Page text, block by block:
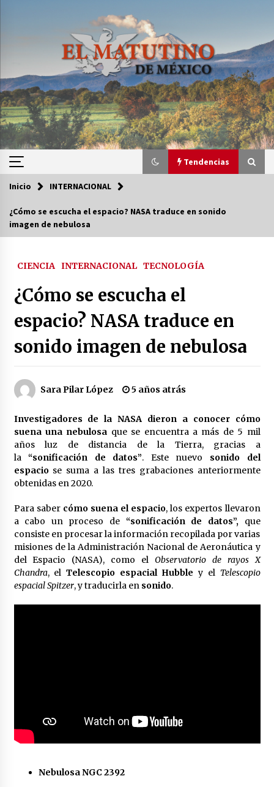
Tendencias
Tendencias
Héctor Díaz-Polanco renuncia a la presidencia
de Morena en la CDMX
SMN alerta por lluvias intensas, granizo y calor
extremo en gran parte de México
3 semanas atrás
Detienen a funcionario por presunto homicidio
del periodista Josué Martínez
3 semanas atrás
CNTE anuncia paso gratuito en peajes de CDMX
y acciones en 20 estados
2 meses atrás
Laura Itzel Castillo será la nueva secretaria de
las Mujeres, anuncia Sheinbaum
2 meses atrás
Trump anuncia acuerdo con Irán y el fin de
Inicio INTERNACIONAL
¿Cómo se escucha el espacio? NASA traduce en sonido
imagen de nebulosa
CIENCIA INTERNACIONAL TECNOLOGÍA
¿Cómo se escucha el
espacio? NASA traduce en
sonido imagen de nebulosa
Sara Pilar López 5 años atrás
Investigadores de la NASA dieron a conocer cómo
suena una nebulosa que se encuentra a más de 5 mil
años luz de distancia de la Tierra, gracias a
la“sonificación de datos”. Este nuevo sonido del
espaciose suma a las tres grabaciones anteriormente
obtenidas en 2020.
Para saber cómo suena el espacio, los expertos llevaron
a cabo un proceso de “sonificación de datos”, que
consiste en procesar la información recopilada por varias
misiones de la Administración Nacional de Aeronáutica y
del Espacio (NASA), como el Observatorio de rayos X
Chandra, el Telescopio espacial Hubble y el Telescopio
espacial Spitzer, y traducirla en sonido.
Nebulosa NGC 2392